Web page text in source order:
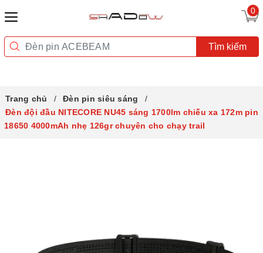
0
Tìm kiếm
Trang chủ
Đèn pin siêu sáng
Đèn đội đầu NITECORE NU45 sáng 1700lm chiếu xa 172m pin
18650 4000mAh nhẹ 126gr chuyên cho chạy trail